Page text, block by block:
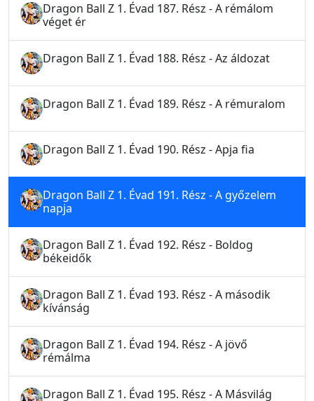
Dragon Ball Z 1. Évad 187. Rész - A rémálom
véget ér
Dragon Ball Z 1. Évad 188. Rész - Az áldozat
Dragon Ball Z 1. Évad 189. Rész - A rémuralom
Dragon Ball Z 1. Évad 190. Rész - Apja fia
Dragon Ball Z 1. Évad 191. Rész - A győzelem
napja
Dragon Ball Z 1. Évad 192. Rész - Boldog
békeidők
Dragon Ball Z 1. Évad 193. Rész - A második
kívánság
Dragon Ball Z 1. Évad 194. Rész - A jövő
rémálma
Dragon Ball Z 1. Évad 195. Rész - A Másvilág